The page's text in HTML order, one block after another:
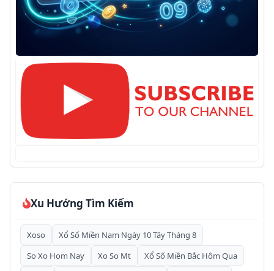
Xu Hướng Tìm Kiếm
Xoso
Xổ Số Miền Nam Ngày 10 Tây Tháng 8
So Xo Hom Nay
Xo So Mt Xổ Số Miền Bắc Hôm Qua